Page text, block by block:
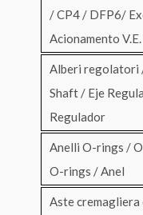
/ CP4 / DFP6/
Acionamento
Alberi regolatori
Shaft / Eje
Regulador
Anelli O-rings /
O-rings / Anel
Aste